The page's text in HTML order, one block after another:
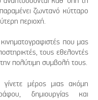
ζωντανό κύτταρο
περιοχή.
που μας
τους εθελοντές
πολύτιμη συμβολή τους.
μέρος μιας ακόμη
δημιουργίας και